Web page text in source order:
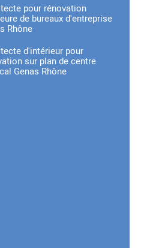
pour rénovation
de bureaux d'entreprise
Rhône
d'intérieur pour
sur plan de centre
Genas Rhône